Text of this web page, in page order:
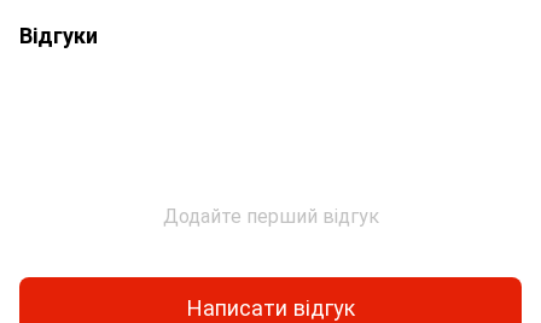
Відгуки
Додайте перший відгук
Написати відгук